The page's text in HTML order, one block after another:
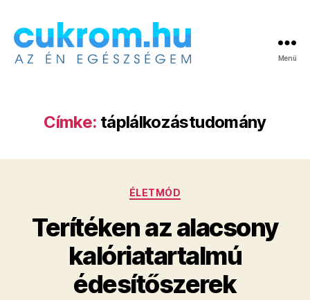
Menü
Címke: táplálkozástudomány
Kategóriák
ÉLETMÓD
Terítéken az alacsony
kalóriatartalmú
édesítőszerek